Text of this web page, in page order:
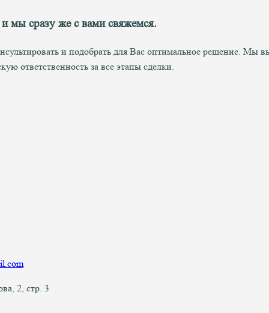
и мы сразу же с вами свяжемся.
и подобрать для Вас оптимальное решение. Мы
ответственность за все этапы сделки.
2, стр. 3